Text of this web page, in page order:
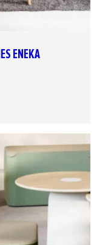
ENEKA